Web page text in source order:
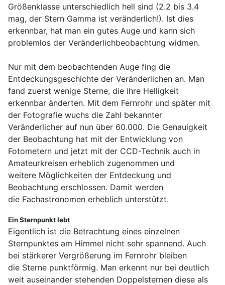
Größenklasse unterschiedlich hell sind (2.2 bis 3.4
mag, der Stern Gamma ist veränderlich!). Ist dies
erkennbar, hat man ein gutes Auge und kann sich
problemlos der Veränderlichbeobachtung widmen.
Nur mit dem beobachtenden Auge fing die
Entdeckungsgeschichte der Veränderlichen an. Man
fand zuerst wenige Sterne, die ihre Helligkeit
erkennbar änderten. Mit dem Fernrohr und später mit
der Fotografie wuchs die Zahl bekannter
Veränderlicher auf nun über 60.000. Die Genauigkeit
der Beobachtung hat mit der Entwicklung von
Fotometern und jetzt mit der CCD-Technik auch in
Amateurkreisen erheblich zugenommen und
weitere Möglichkeiten der Entdeckung und
Beobachtung erschlossen. Damit werden
die Fachastronomen erheblich unterstützt.
Ein Sternpunkt lebt
Eigentlich ist die Betrachtung eines einzelnen
Sternpunktes am Himmel nicht sehr spannend. Auch
bei stärkerer Vergrößerung im Fernrohr bleiben
die Sterne punktförmig. Man erkennt nur bei deutlich
weit auseinander stehenden Doppelsternen diese als